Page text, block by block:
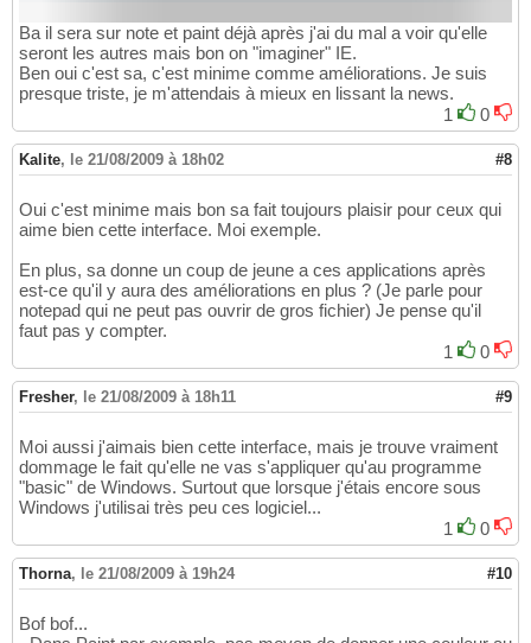
Ba il sera sur note et paint déjà après j'ai du mal a voir qu'elle
seront les autres mais bon on "imaginer" IE.
Ben oui c'est sa, c'est minime comme améliorations. Je suis
presque triste, je m'attendais à mieux en lissant la news.
1
0
Kalite, le 21/08/2009 à 18h02 #8
Oui c'est minime mais bon sa fait toujours plaisir pour ceux qui
aime bien cette interface. Moi exemple.
En plus, sa donne un coup de jeune a ces applications après
est-ce qu'il y aura des améliorations en plus ? (Je parle pour
notepad qui ne peut pas ouvrir de gros fichier) Je pense qu'il
faut pas y compter.
1
0
Fresher, le 21/08/2009 à 18h11 #9
Moi aussi j'aimais bien cette interface, mais je trouve vraiment
dommage le fait qu'elle ne vas s'appliquer qu'au programme
"basic" de Windows. Surtout que lorsque j'étais encore sous
Windows j'utilisai très peu ces logiciel...
1
0
Thorna, le 21/08/2009 à 19h24 #10
Bof bof...